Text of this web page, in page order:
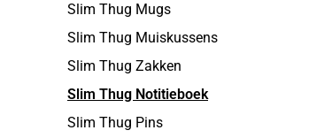
Slim Thug Mugs
Slim Thug Muiskussens
Slim Thug Zakken
Slim Thug Notitieboek
Slim Thug Pins